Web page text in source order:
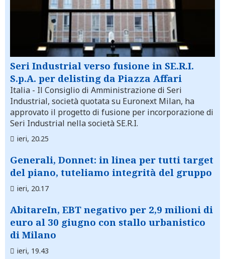
Seri Industrial verso fusione in SE.R.I.
S.p.A. per delisting da Piazza Affari
Italia - Il Consiglio di Amministrazione di Seri
Industrial, società quotata su Euronext Milan, ha
approvato il progetto di fusione per incorporazione di
Seri Industrial nella società SE.R.I.
ieri, 20.25
Generali, Donnet: in linea per tutti target
del piano, tuteliamo integrità del gruppo
ieri, 20.17
AbitareIn, EBT negativo per 2,9 milioni di
euro al 30 giugno con stallo urbanistico
di Milano
ieri, 19.43